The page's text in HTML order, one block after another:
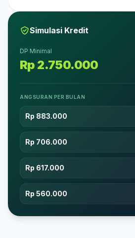
Simulasi Kredit
DP Minimal
Rp 2.750.000
ANGSURAN PER BULAN
Rp 883.000
Rp 706.000
Rp 617.000
Rp 560.000